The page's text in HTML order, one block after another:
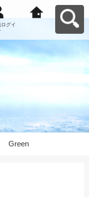
グイ
Green